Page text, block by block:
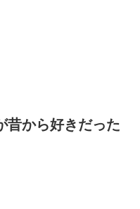
昔から好きだった